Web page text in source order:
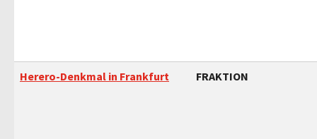
Herero-Denkmal in Frankfurt FRAKTION